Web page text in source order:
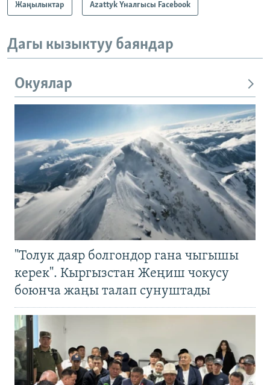
Жаңылыктар Azattyk Үналгысы Facebook
Дагы кызыктуу баяндар
Окуялар
"Толук даяр болгондор гана чыгышы
керек". Кыргызстан Жеңиш чокусу
боюнча жаңы талап сунуштады